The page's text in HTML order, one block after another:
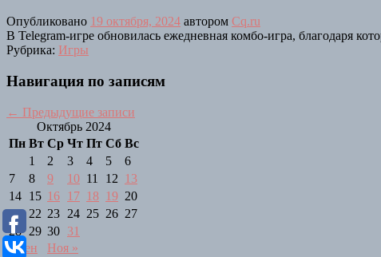
Опубликовано 19 октября, 2024 автором Cq.ru
В Telegram-игре обновилась ежедневная комбо-игра, благодаря
Рубрика: Игры
Навигация по записям
← Предыдущие записи
Октябрь 2024
Пн Вт Ср Чт Пт Сб Вс
1
2 3 4 5
6
7
8 9 10 11 12
13
14 15 16 17 18 19 20
21 22 23 24 25 26 27
28 29 30 31
« Сен
Ноя »